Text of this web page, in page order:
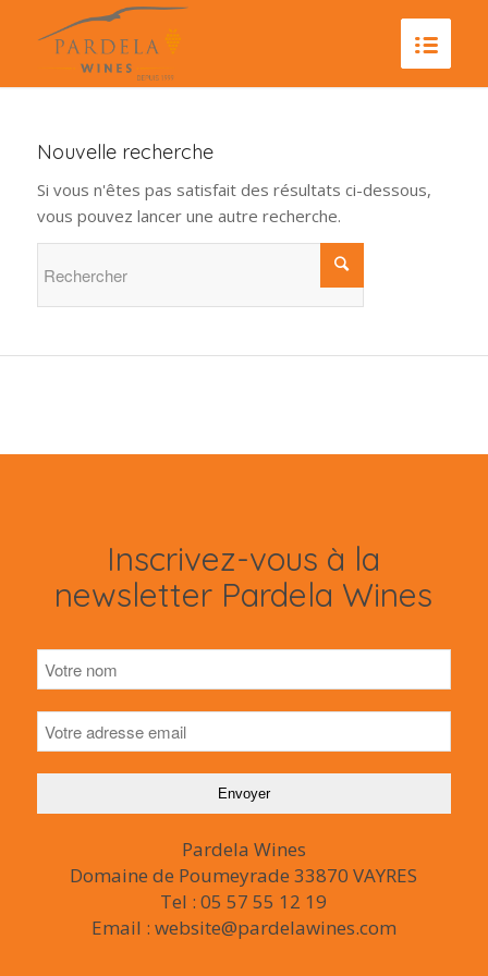
Nouvelle recherche
Si vous n'êtes pas satisfait des résultats ci-dessous,
vous pouvez lancer une autre recherche.
Inscrivez-vous à la
newsletter Pardela Wines
Pardela Wines
Domaine de Poumeyrade 33870 VAYRES
Tel : 05 57 55 12 19
Email : website@pardelawines.com